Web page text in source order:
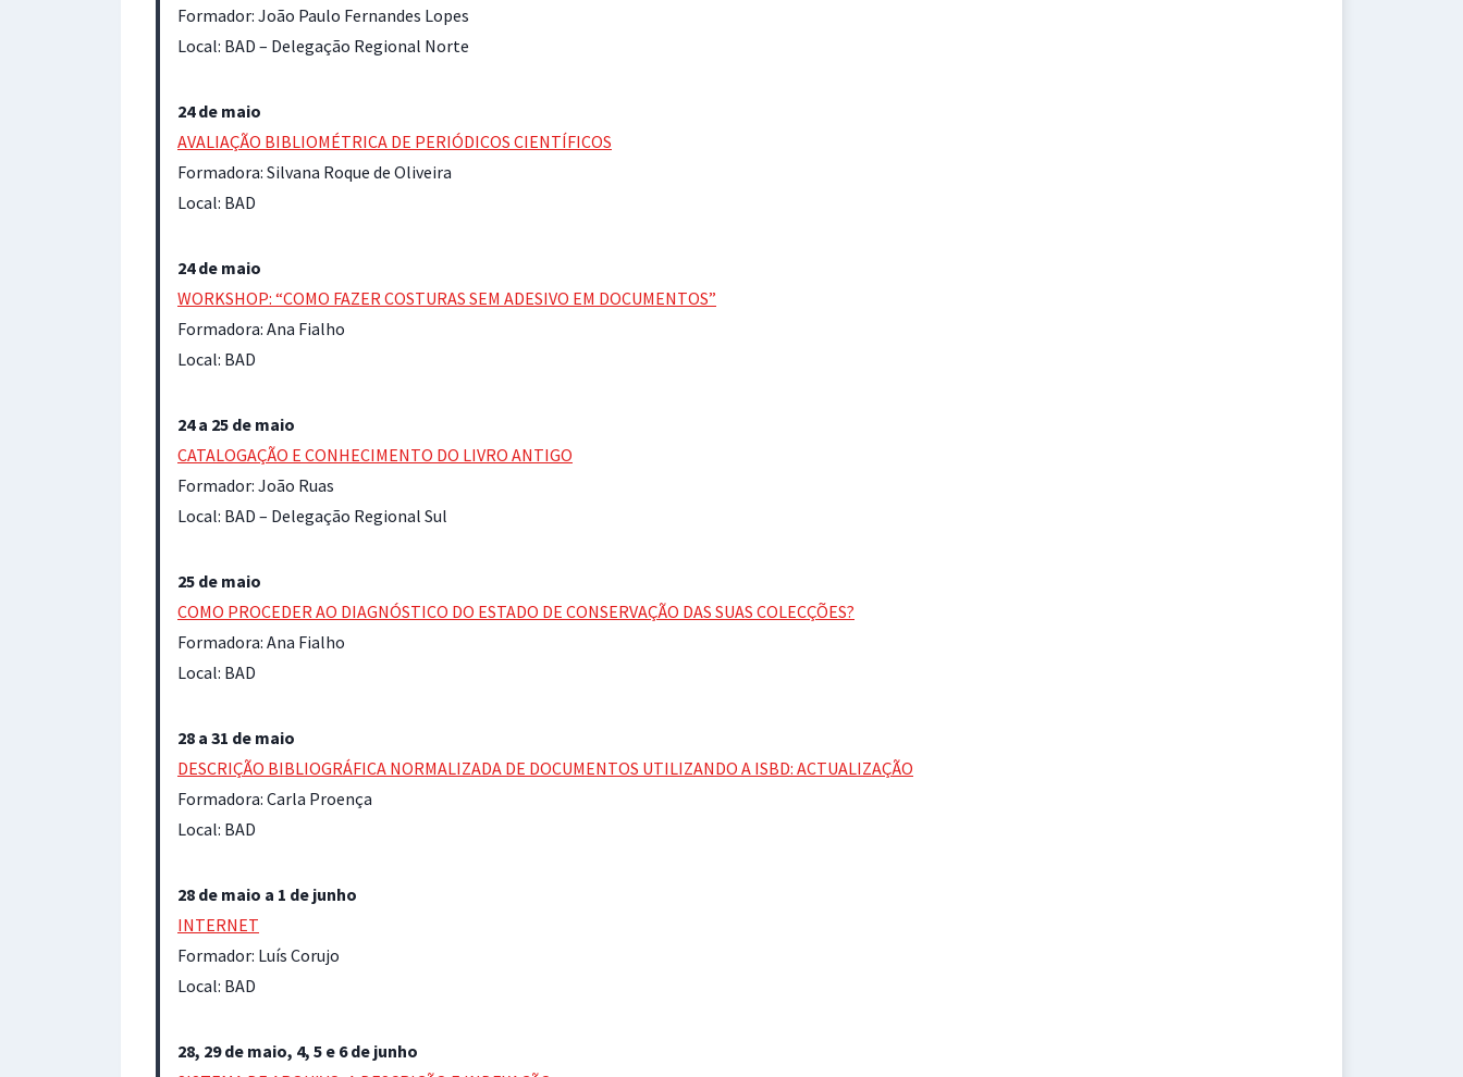
Formador: João Paulo Fernandes Lopes
Local: BAD – Delegação Regional Norte
24 de maio
AVALIAÇÃO BIBLIOMÉTRICA DE PERIÓDICOS CIENTÍFICOS
Formadora: Silvana Roque de Oliveira
Local: BAD
24 de maio
WORKSHOP: “COMO FAZER COSTURAS SEM ADESIVO EM DOCUMENTOS”
Formadora: Ana Fialho
Local: BAD
24 a 25 de maio
CATALOGAÇÃO E CONHECIMENTO DO LIVRO ANTIGO
Formador: João Ruas
Local: BAD – Delegação Regional Sul
25 de maio
COMO PROCEDER AO DIAGNÓSTICO DO ESTADO DE CONSERVAÇÃO DAS SUAS COLECÇÕES?
Formadora: Ana Fialho
Local: BAD
28 a 31 de maio
DESCRIÇÃO BIBLIOGRÁFICA NORMALIZADA DE DOCUMENTOS UTILIZANDO A ISBD: ACTUALIZAÇÃO
Formadora: Carla Proença
Local: BAD
28 de maio a 1 de junho
INTERNET
Formador: Luís Corujo
Local: BAD
28, 29 de maio, 4, 5 e 6 de junho